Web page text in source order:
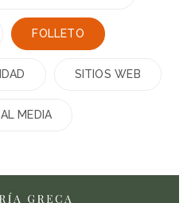
FOLLETO
SITIOS WEB
MEDIA